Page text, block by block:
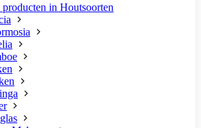
in Houtsoorten